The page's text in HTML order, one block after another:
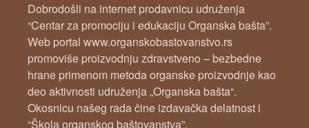
Dobrodošli na internet prodavnicu udruženja
“Centar za promociju i edukaciju Organska bašta”.
Web portal www.organskobastovanstvo.rs
promoviše proizvodnju zdravstveno – bezbedne
hrane primenom metoda organske proizvodnje kao
deo aktivnosti udruženja „Organska bašta“.
Okosnicu našeg rada čine izdavačka delatnost i
“Škola organskog baštovanstva”.